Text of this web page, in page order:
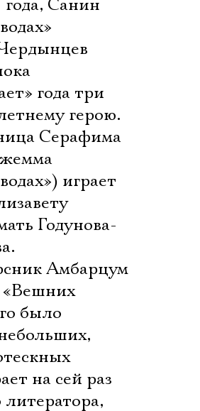
Санин
года три
герою.
Серафима
играет
Годунова-
Амбарцум
«Вешних
было
на сей раз